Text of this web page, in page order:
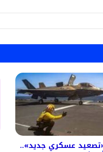
عسكري جديد»..